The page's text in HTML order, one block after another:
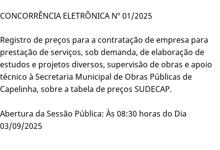
CONCORRÊNCIA ELETRÔNICA Nº 01/2025
Registro de preços para a contratação de empresa para
prestação de serviços, sob demanda, de elaboração de
estudos e projetos diversos, supervisão de obras e apoio
técnico à Secretaria Municipal de Obras Públicas de
Capelinha, sobre a tabela de preços SUDECAP.
Abertura da Sessão Pública: Às 08:30 horas do Dia
03/09/2025